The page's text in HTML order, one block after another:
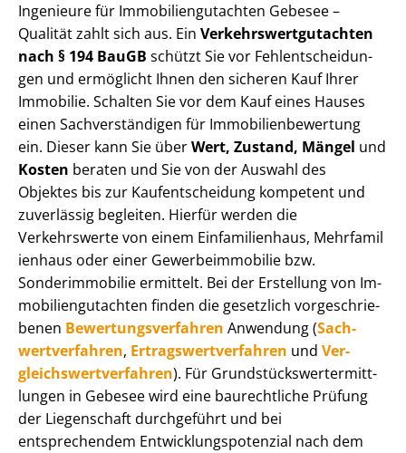
Ingenieure für Im­mo­bi­li­en­gut­ach­ten Gebesee –
Qualität zahlt sich aus. Ein Ver­kehrs­wert­gut­ach­ten
nach § 194 BauGB schützt Sie vor Fehl­ent­schei­dun­
gen und ermöglicht Ihnen den sicheren Kauf Ihrer
Immobilie. Schalten Sie vor dem Kauf eines Hauses
einen Sach­ver­stän­di­gen für Im­mo­bi­li­en­be­wer­tung
ein. Dieser kann Sie überWert, Zustand, Mängel und
Kosten beraten und Sie von der Auswahl des
Objektes bis zur Kauf­ent­schei­dung kompetent und
zuverlässig begleiten. Hierfür werden die
Verkehrswerte von einem Einfamilienhaus, Mehr­fa­mi­l
i­en­haus oder einer Ge­wer­be­im­mo­bi­lie bzw.
Sonderimmobilie ermittelt. Bei der Erstellung von Im­
mo­bi­li­en­gut­ach­ten finden die gesetzlich vor­ge­schrie­
be­nen Be­wer­tungs­ver­fah­ren Anwendung (Sach­
wert­ver­fah­ren, Er­trags­wert­ver­fah­ren und Ver­
gleichs­wert­ver­fah­ren). Für Grund­stücks­wert­ermitt­
lun­gen in Gebesee wird eine baurechtliche Prüfung
der Liegenschaft durchgeführt und bei
entsprechendem Ent­wick­lungs­po­ten­zi­al nach dem